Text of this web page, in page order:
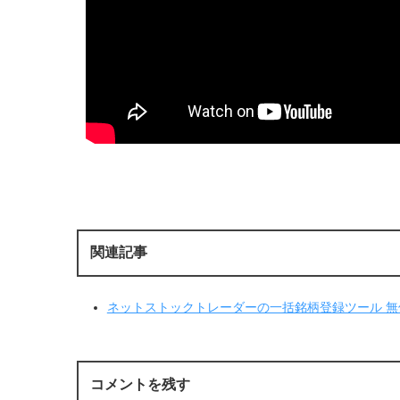
関連記事
ネットストックトレーダーの一括銘柄登録ツール
コメントを残す